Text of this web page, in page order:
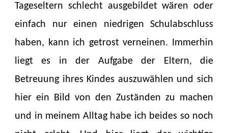
Tageseltern schlecht ausgebildet wären oder
einfach nur einen niedrigen Schulabschluss
haben, kann ich getrost verneinen. Immerhin
liegt es in der Aufgabe der Eltern, die
Betreuung ihres Kindes auszuwählen und sich
hier ein Bild von den Zuständen zu machen
und in meinem Alltag habe ich beides so noch